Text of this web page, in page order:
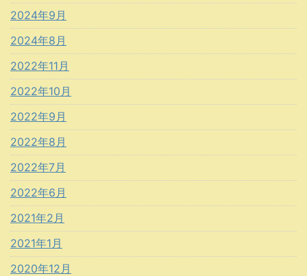
2024年9月
2024年8月
2022年11月
2022年10月
2022年9月
2022年8月
2022年7月
2022年6月
2021年2月
2021年1月
2020年12月